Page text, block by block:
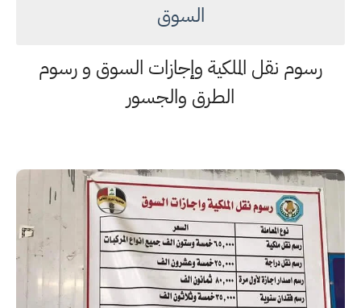
السوق
رسوم نقل الملكية وإجازات السوق و رسوم
الطرق والجسور